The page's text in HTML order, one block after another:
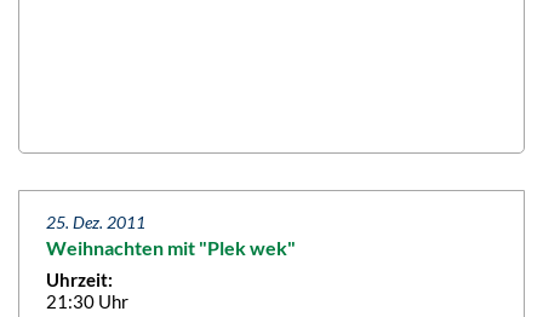
25. Dez. 2011
Weihnachten mit "Plek wek"
Uhrzeit:
21:30 Uhr